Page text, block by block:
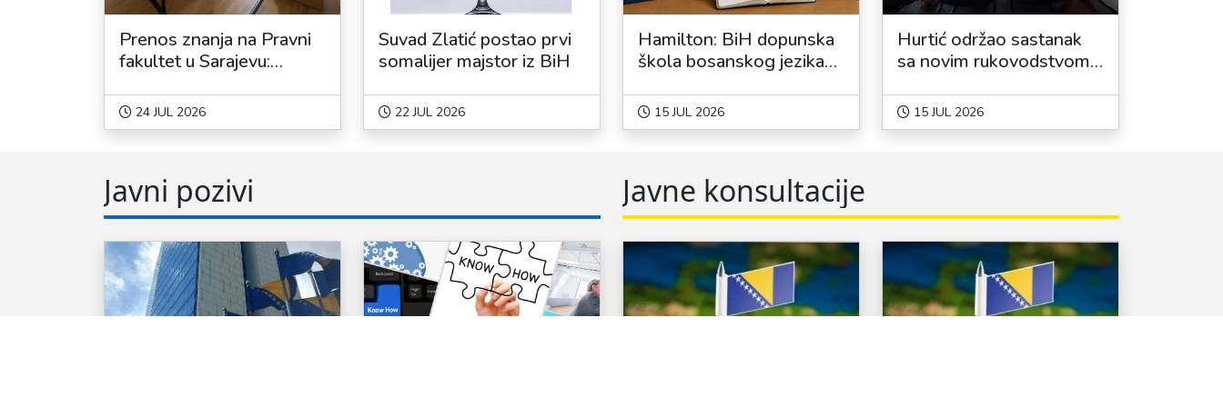
Prenos znanja na Pravni
fakultet u Sarajevu:
Ferhadbegović o
historijskom nasljeđu BiH
24 JUL 2026
Suvad Zlatić postao prvi
somalijer majstor iz BiH
22 JUL 2026
Hamilton: BiH dopunska
škola bosanskog jezika
tradicije i kulture
domovine
15 JUL 2026
Hurtić održao sastanak
sa novim rukovodstvom
dijaspore BiH
15 JUL 2026
Javni pozivi Javne konsultacije